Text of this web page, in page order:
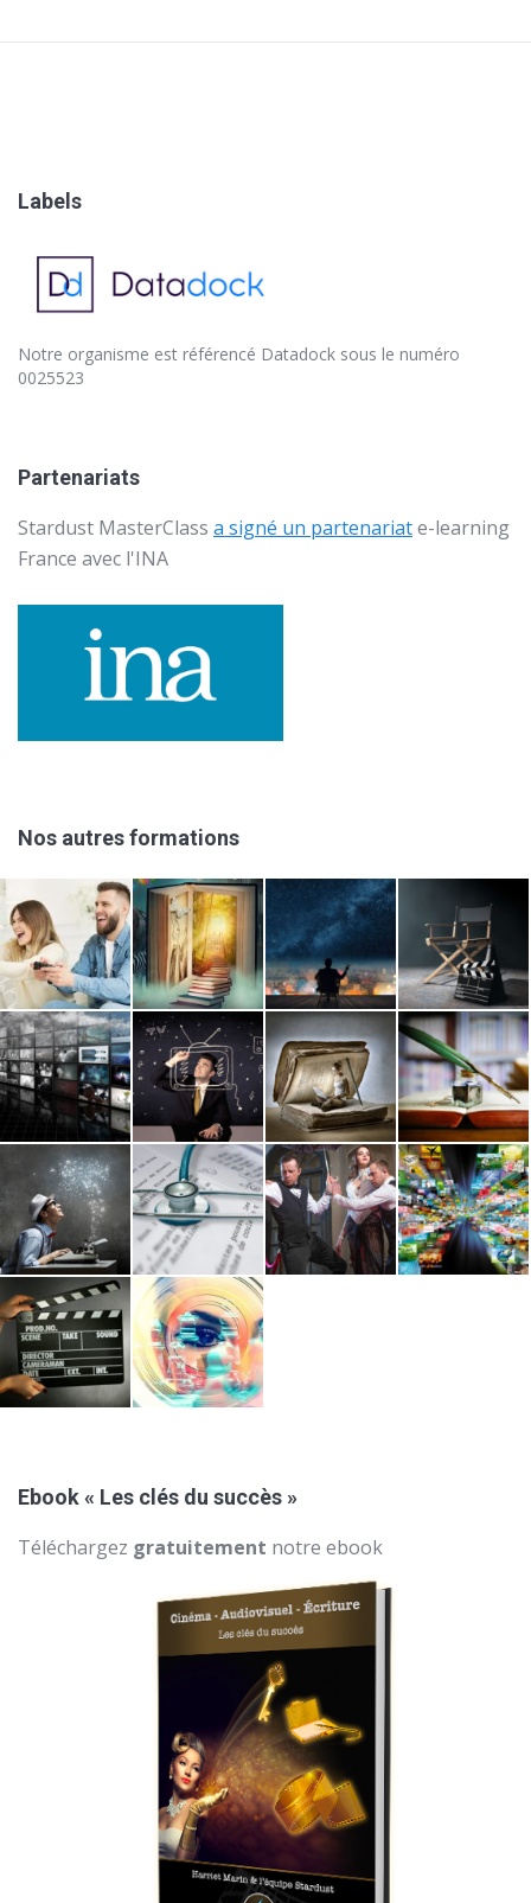
Labels
Notre organisme est référencé Datadock sous le numéro
0025523
Partenariats
Stardust MasterClass a signé un partenariate-learning
France avec l'INA
Nos autres formations
Ebook « Les clés du succès »
Téléchargez gratuitement notre ebook